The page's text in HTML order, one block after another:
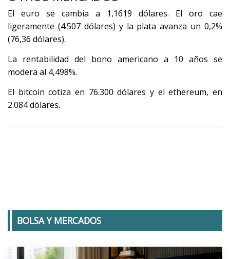
El euro se cambia a 1,1619 dólares. El oro cae
ligeramente (4.507 dólares) y la plata avanza un 0,2%
(76,36 dólares).
La rentabilidad del bono americano a 10 años se
modera al 4,498%.
El bitcoin cotiza en 76.300 dólares y el ethereum, en
2.084 dólares.
BOLSA Y MERCADOS